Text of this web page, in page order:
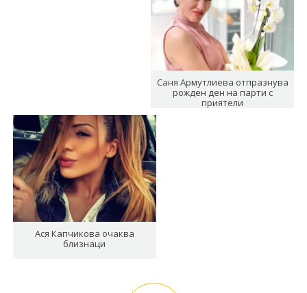
Саня Армутлиева отпразнува
рожден ден на парти с
приятели
Ася Капчикова очаква
близнаци